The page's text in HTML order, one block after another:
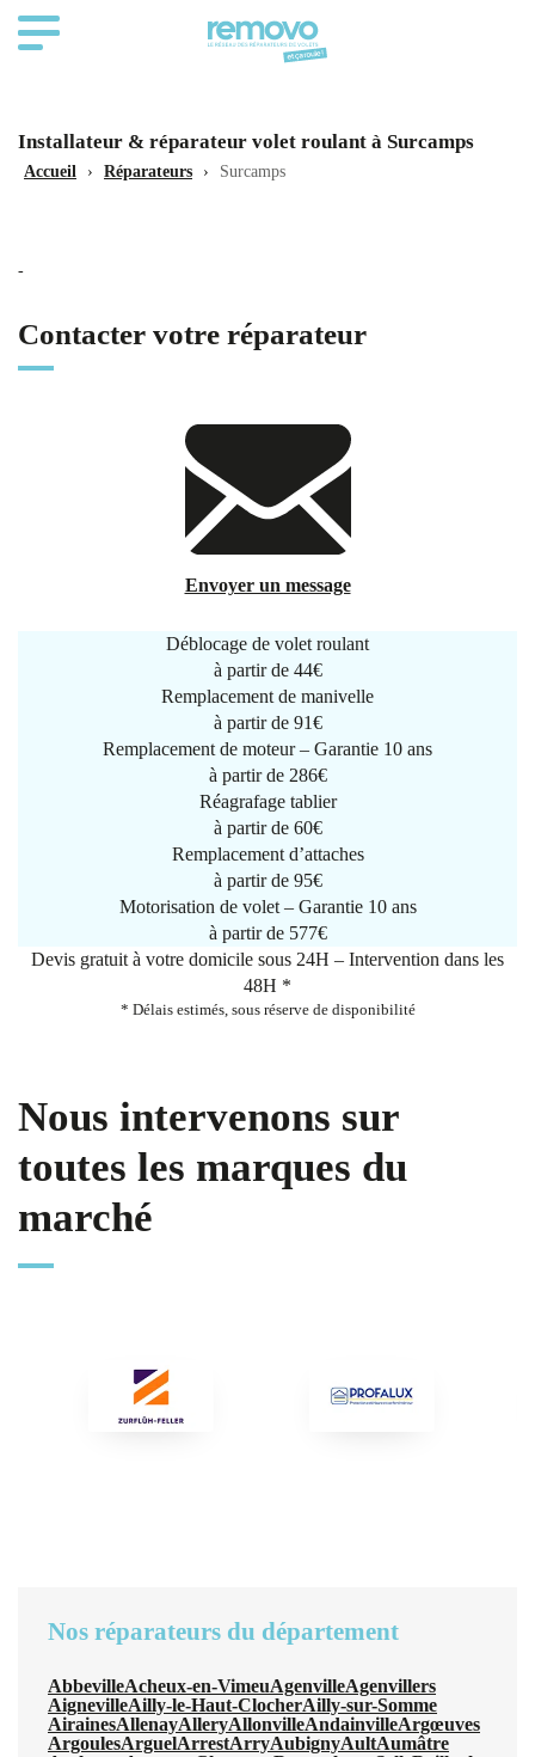
Installateur & réparateur volet roulant à Surcamps
Accueil › Réparateurs › Surcamps
-
Contacter votre réparateur
Envoyer un message
Déblocage de volet roulant
à partir de 44€
Remplacement de manivelle
à partir de 91€
Remplacement de moteur – Garantie 10 ans
à partir de 286€
Réagrafage tablier
à partir de 60€
Remplacement d’attaches
à partir de 95€
Motorisation de volet – Garantie 10 ans
à partir de 577€
Devis gratuit à votre domicile sous 24H – Intervention dans les
48H *
* Délais estimés, sous réserve de disponibilité
Nous intervenons sur
toutes les marques du
marché
Nos réparateurs du département
AbbevilleAcheux-en-VimeuAgenvilleAgenvillers
AignevilleAilly-le-Haut-ClocherAilly-sur-Somme
AirainesAllenayAlleryAllonvilleAndainvilleArgœuves
ArgoulesArguelArrestArryAubignyAultAumâtre